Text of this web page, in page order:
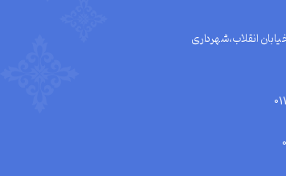
انقلاب،شهرداری